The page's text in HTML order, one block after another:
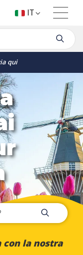
qui
IT
con la nostra